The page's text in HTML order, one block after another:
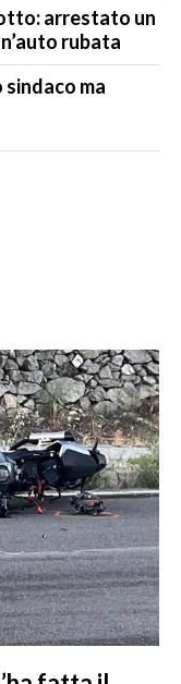
arrestato un
rubata
ma